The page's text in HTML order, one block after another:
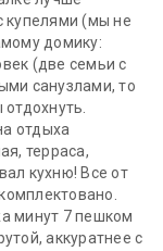
купелями (мы не
домику:
(две семьи с
санузлами, то
отдыха
терраса,
кухню! Все от
минут 7 пешком
аккуратнее с